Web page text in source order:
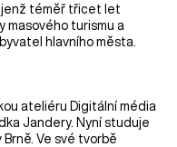
jenž téměř třicet let
masového turismu a
hlavního města.
ateliéru Digitální média
Jandery. Nyní studuje
Ve své tvorbě